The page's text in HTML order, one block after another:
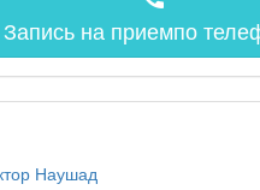
Запись на приемпо